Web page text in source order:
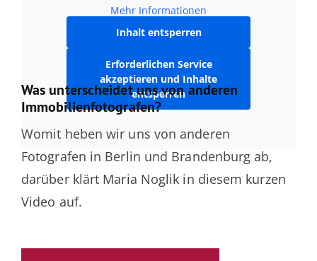
Mehr Informationen
Inhalt entsperren
Erforderlichen Service
akzeptieren und Inhalte
entsperren
Was unterscheidet uns von anderen
Immobilienfotografen?
Womit heben wir uns von anderen
Fotografen in Berlin und Brandenburg ab,
darüber klärt Maria Noglik in diesem kurzen
Video auf.